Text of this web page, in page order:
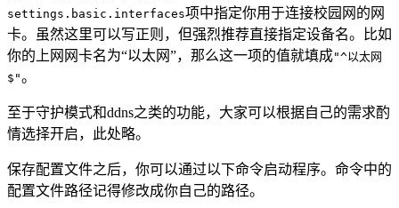
settings.basic.interfaces项中指定你用于连接校园网的网
卡。虽然这里可以写正则，但强烈推荐直接指定设备名。比如
你的上网网卡名为“以太网”，那么这一项的值就填成"^以太网
$"。
至于守护模式和ddns之类的功能，大家可以根据自己的需求酌
情选择开启，此处略。
保存配置文件之后，你可以通过以下命令启动程序。命令中的
配置文件路径记得修改成你自己的路径。